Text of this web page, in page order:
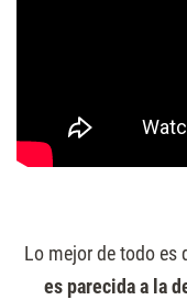
Lo mejor de todo es
es parecida a la